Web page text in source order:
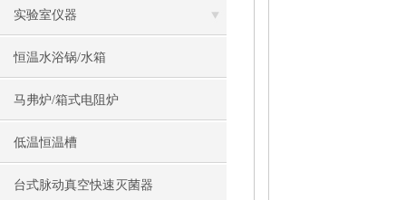
实验室仪器
恒温水浴锅/水箱
马弗炉/箱式电阻炉
低温恒温槽
台式脉动真空快速灭菌器